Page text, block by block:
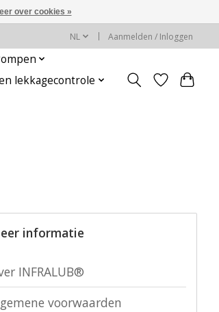
NL Aanmelden / Inloggen
lekkagecontrole
informatie
INFRALUB®
voorwaarden
over cookies »